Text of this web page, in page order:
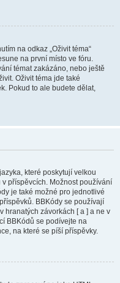
na odkaz „Oživit téma“
na první místo ve fóru.
témat zakázáno, nebo ještě
Oživit téma jde také
Pokud to ale budete dělat,
které poskytují velkou
příspěvcích. Možnost používání
je také možné pro jednotlivé
BBKódy se používají
hranatých závorkách [ a ] a ne v
BBKódů se podívejte na
na které se píší příspěvky.